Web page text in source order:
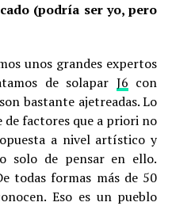
(podría ser yo, pero
unos grandes expertos
de solapar J6 con
bastante ajetreadas. Lo
de factores que a priori no
a nivel artístico y
solo de pensar en ello.
todas formas más de 50
Eso es un pueblo